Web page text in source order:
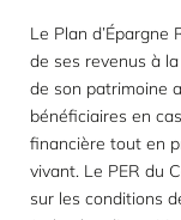
Le Plan d’Épargne
de ses revenus à
de son patrimoine
bénéficiaires en
financière tout en
vivant. Le PER du
sur les conditions